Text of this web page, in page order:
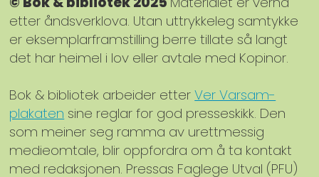
etter åndsverklova. Utan uttrykkeleg samtykke
er eksemplarframstilling berre tillate så langt
det har heimel i lov eller avtale med Kopinor.
Bok & bibliotek arbeider etterVer Varsam-
plakaten sine reglar for god presseskikk. Den
som meiner seg ramma av urettmessig
medieomtale, blir oppfordra om å ta kontakt
med redaksjonen. Pressas Faglege Utval (PFU)